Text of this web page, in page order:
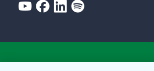
Valstybinė mokesčių inspekcija